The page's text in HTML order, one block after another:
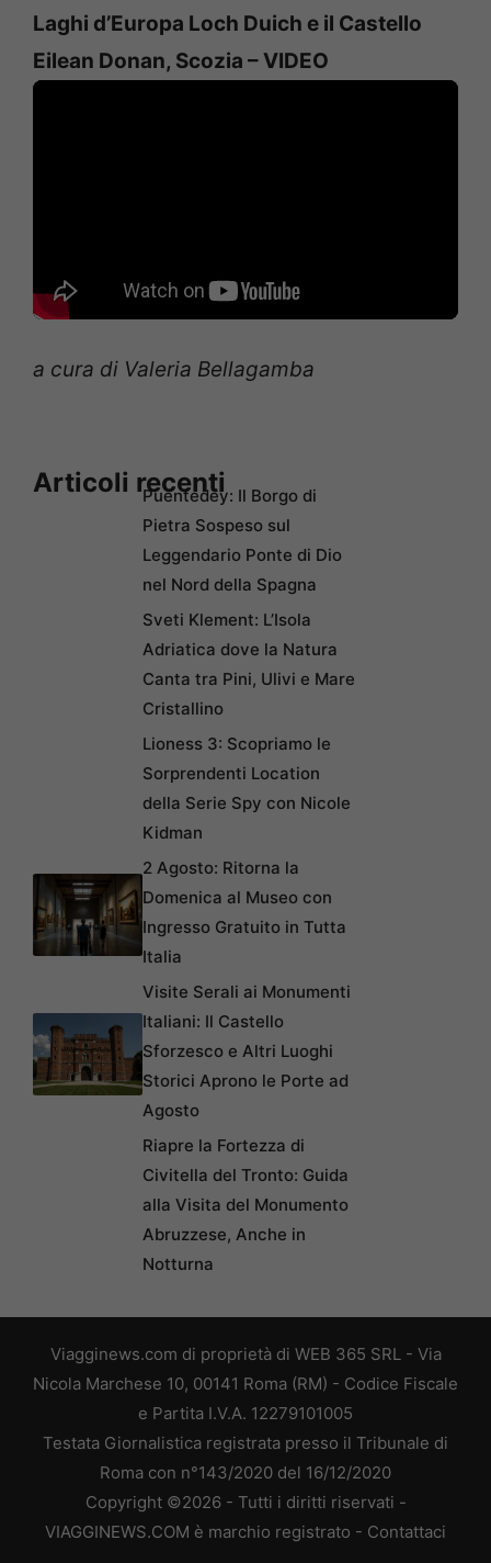
Laghi d’Europa Loch Duich e il Castello
Eilean Donan, Scozia – VIDEO
a cura di Valeria Bellagamba
Articoli recentiPuentedey: Il Borgo di
Pietra Sospeso sul
Leggendario Ponte di Dio
nel Nord della Spagna
Sveti Klement: L’Isola
Adriatica dove la Natura
Canta tra Pini, Ulivi e Mare
Cristallino
Lioness 3: Scopriamo le
Sorprendenti Location
della Serie Spy con Nicole
Kidman
2 Agosto: Ritorna la
Domenica al Museo con
Ingresso Gratuito in Tutta
Italia
Visite Serali ai Monumenti
Italiani: Il Castello
Sforzesco e Altri Luoghi
Storici Aprono le Porte ad
Agosto
Riapre la Fortezza di
Civitella del Tronto: Guida
alla Visita del Monumento
Abruzzese, Anche in
Notturna
Viagginews.com di proprietà di WEB 365 SRL - Via
Nicola Marchese 10, 00141 Roma (RM) - Codice Fiscale
e Partita I.V.A. 12279101005
Testata Giornalistica registrata presso il Tribunale di
Roma con n°143/2020 del 16/12/2020
Copyright ©2026 - Tutti i diritti riservati -
VIAGGINEWS.COM è marchio registrato - Contattaci